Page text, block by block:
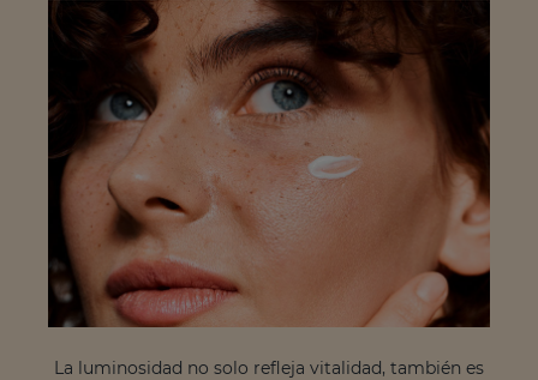
La luminosidad no solo refleja vitalidad, también es